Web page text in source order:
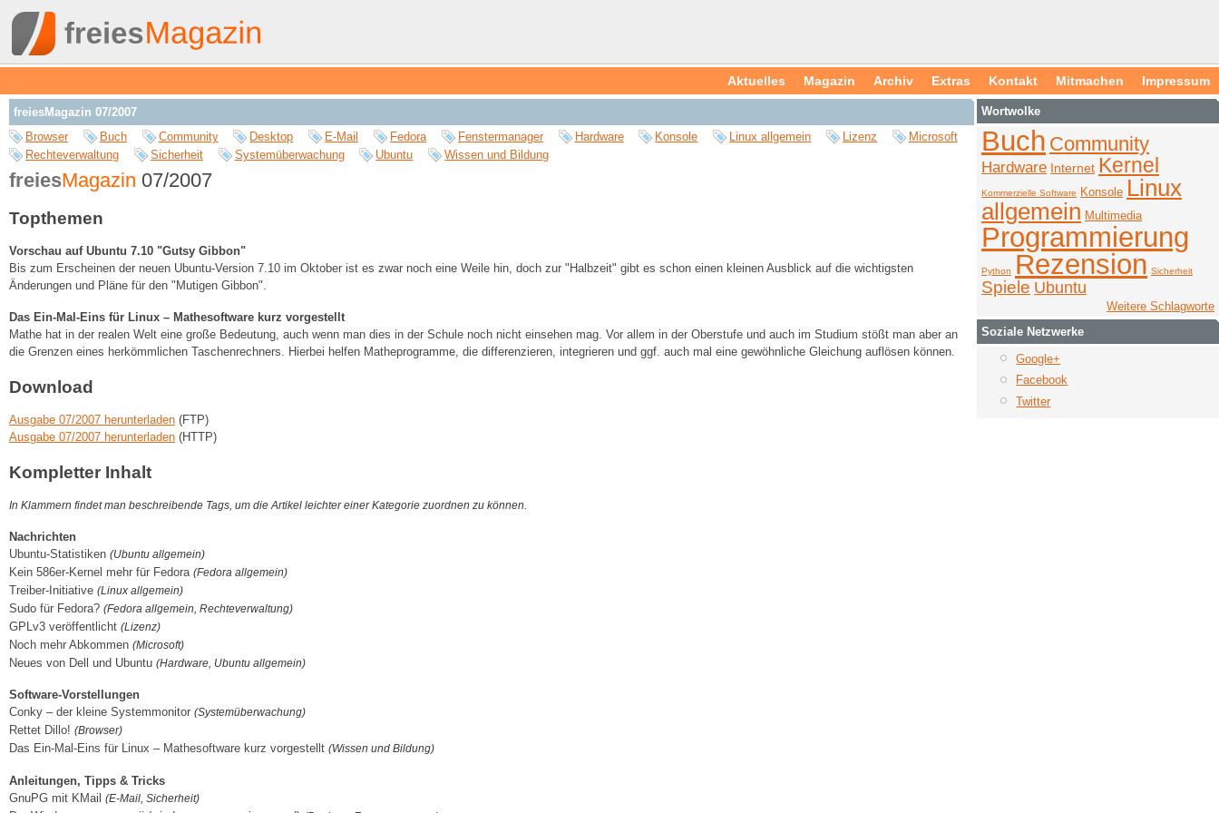
Aktuelles Magazin Archiv Extras Kontakt Mitmachen Impressum
freiesMagazin 07/2007
Browser
Buch Community Desktop E-Mail Fedora Fenstermanager Hardware Konsole Linux allgemein Lizenz
Microsoft
Rechteverwaltung
Sicherheit Systemüberwachung Ubuntu Wissen und Bildung
freiesMagazin 07/2007
Topthemen
Vorschau auf Ubuntu 7.10 "Gutsy Gibbon"
Bis zum Erscheinen der neuen Ubuntu-Version 7.10 im Oktober ist es zwar noch eine Weile hin, doch zur "Halbzeit" gibt es schon einen kleinen Ausblick auf die wichtigsten
Änderungen und Pläne für den "Mutigen Gibbon".
Das Ein-Mal-Eins für Linux – Mathesoftware kurz vorgestellt
Mathe hat in der realen Welt eine große Bedeutung, auch wenn man dies in der Schule noch nicht einsehen mag. Vor allem in der Oberstufe und auch im Studium stößt man aber an
die Grenzen eines herkömmlichen Taschenrechners. Hierbei helfen Matheprogramme, die differenzieren, integrieren und ggf. auch mal eine gewöhnliche Gleichung auflösen können.
Download
Ausgabe 07/2007 herunterladen (FTP)
Ausgabe 07/2007 herunterladen (HTTP)
Kompletter Inhalt
In Klammern findet man beschreibende Tags, um die Artikel leichter einer Kategorie zuordnen zu können.
Nachrichten
Ubuntu-Statistiken (Ubuntu allgemein)
Kein 586er-Kernel mehr für Fedora (Fedora allgemein)
Treiber-Initiative (Linux allgemein)
Sudo für Fedora? (Fedora allgemein, Rechteverwaltung)
GPLv3 veröffentlicht (Lizenz)
Noch mehr Abkommen (Microsoft)
Neues von Dell und Ubuntu (Hardware, Ubuntu allgemein)
Software-Vorstellungen
Conky – der kleine Systemmonitor (Systemüberwachung)
Rettet Dillo! (Browser)
Das Ein-Mal-Eins für Linux – Mathesoftware kurz vorgestellt (Wissen und Bildung)
Anleitungen, Tipps & Tricks
GnuPG mit KMail
(E-Mail, Sicherheit)
Wortwolke
Buch Community
Hardware Internet Kernel
Kommerzielle Software Konsole Linux
allgemein Multimedia
Programmierung
Python Rezension Sicherheit
Spiele Ubuntu
Weitere Schlagworte
Soziale Netzwerke
Google+
Facebook
Twitter